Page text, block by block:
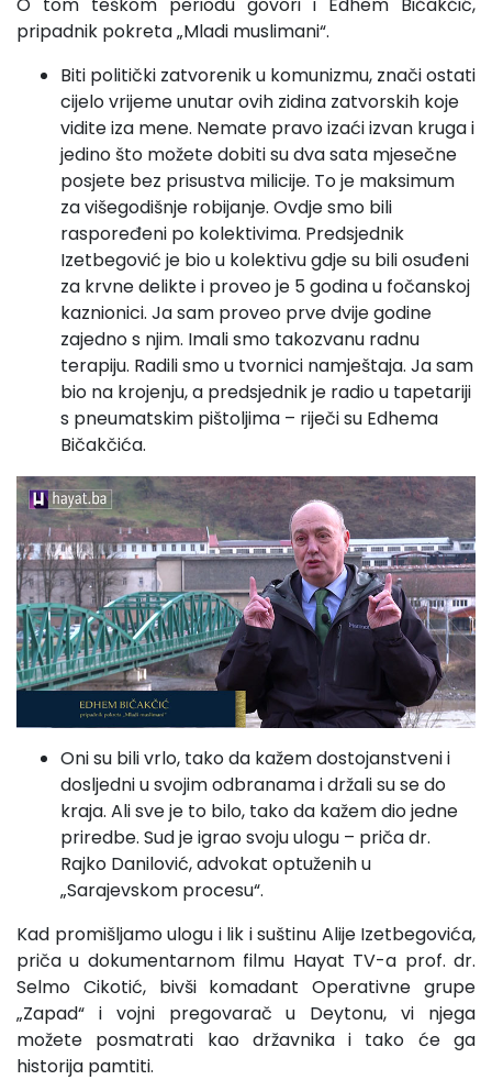
O tom teškom periodu govori i Edhem Bičakčić,
pripadnik pokreta „Mladi muslimani“.
Biti politički zatvorenik u komunizmu, znači ostati
cijelo vrijeme unutar ovih zidina zatvorskih koje
vidite iza mene. Nemate pravo izaći izvan kruga i
jedino što možete dobiti su dva sata mjesečne
posjete bez prisustva milicije. To je maksimum
za višegodišnje robijanje. Ovdje smo bili
raspoređeni po kolektivima. Predsjednik
Izetbegović je bio u kolektivu gdje su bili osuđeni
za krvne delikte i proveo je 5 godina u fočanskoj
kaznionici. Ja sam proveo prve dvije godine
zajedno s njim. Imali smo takozvanu radnu
terapiju. Radili smo u tvornici namještaja. Ja sam
bio na krojenju, a predsjednik je radio u tapetariji
s pneumatskim pištoljima – riječi su Edhema
Bičakčića.
Oni su bili vrlo, tako da kažem dostojanstveni i
dosljedni u svojim odbranama i držali su se do
kraja. Ali sve je to bilo, tako da kažem dio jedne
priredbe. Sud je igrao svoju ulogu – priča dr.
Rajko Danilović, advokat optuženih u
„Sarajevskom procesu“.
Kad promišljamo ulogu i lik i suštinu Alije Izetbegovića,
priča u dokumentarnom filmu Hayat TV-a prof. dr.
Selmo Cikotić, bivši komadant Operativne grupe
„Zapad“ i vojni pregovarač u Deytonu, vi njega
možete posmatrati kao državnika i tako će ga
historija pamtiti.